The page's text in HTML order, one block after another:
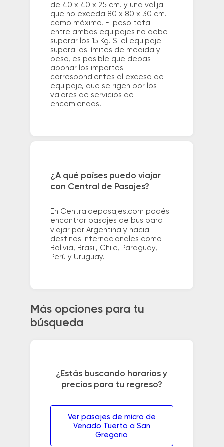
de 40 x 40 x 25 cm. y una valija
que no exceda 80 x 80 x 30 cm.
como máximo. El peso total
entre ambos equipajes no debe
superar los 15 Kg. Si el equipaje
supera los límites de medida y
peso, es posible que debas
abonar los importes
correspondientes al exceso de
equipaje, que se rigen por los
valores de servicios de
encomiendas.
¿A qué países puedo viajar
con Central de Pasajes?
En Centraldepasajes.com podés
encontrar pasajes de bus para
viajar por Argentina y hacia
destinos internacionales como
Bolivia, Brasil, Chile, Paraguay,
Perú y Uruguay.
Más opciones para tu
búsqueda
¿Estás buscando horarios y
precios para tu regreso?
Ver pasajes de micro de
Venado Tuerto a San
Gregorio